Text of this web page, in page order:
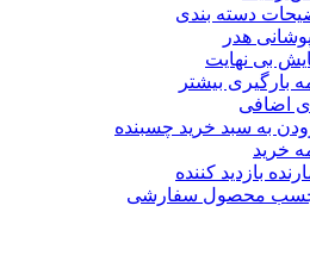
دسته بندی
هدر
بی نهایت
بارگیری بیشتر
اضافی
به سبد خرید چسبنده
خرید
بازدید کننده
محصول سفارشی